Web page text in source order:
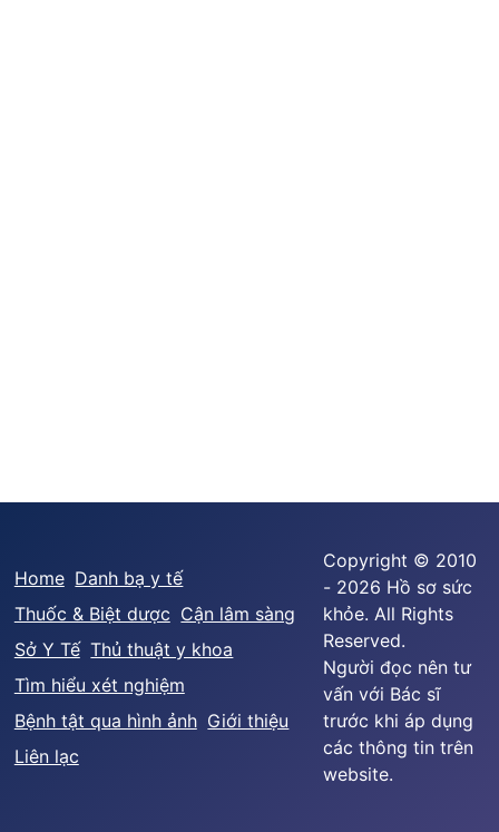
Home Danh bạ y tế
Thuốc & Biệt dược Cận lâm sàng
Sở Y Tế Thủ thuật y khoa
Tìm hiểu xét nghiệm
Bệnh tật qua hình ảnh Giới thiệu
Liên lạc
Copyright © 2010
- 2026 Hồ sơ sức
khỏe. All Rights
Reserved.
Người đọc nên tư
vấn với Bác sĩ
trước khi áp dụng
các thông tin trên
website.